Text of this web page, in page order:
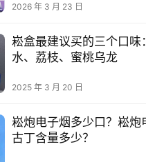
2026 年 3 月 23 日
崧盒最建议买的三个口味
水、荔枝、蜜桃乌龙
2025 年 3 月 20 日
崧炮电子烟多少口？崧炮
古丁含量多少？